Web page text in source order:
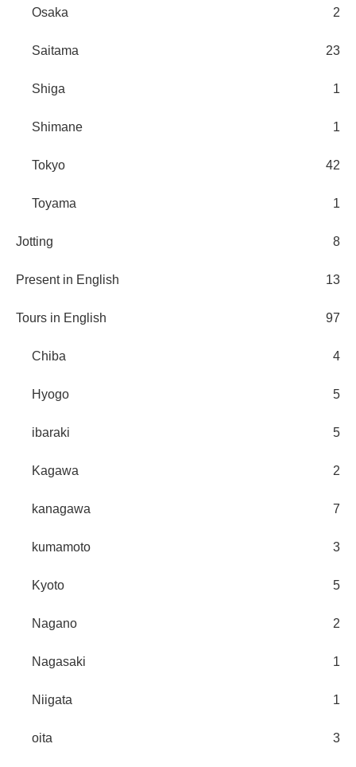
Osaka 2
Saitama 23
Shiga 1
Shimane 1
Tokyo 42
Toyama 1
Jotting 8
Present in English 13
Tours in English 97
Chiba 4
Hyogo 5
ibaraki 5
Kagawa 2
kanagawa 7
kumamoto 3
Kyoto 5
Nagano 2
Nagasaki 1
Niigata 1
oita 3